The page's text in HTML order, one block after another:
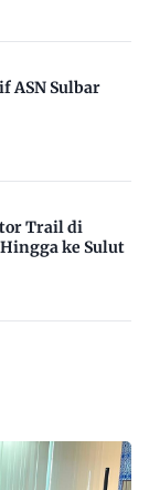
ASN Sulbar
Trail di
ke Sulut